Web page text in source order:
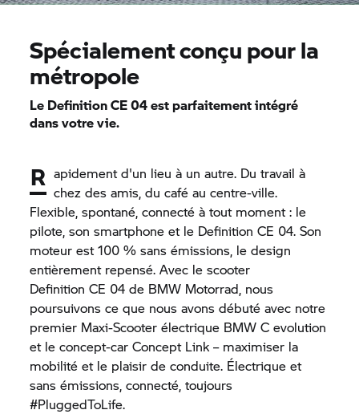
Spécialement conçu pour la
métropole
Le Definition CE 04est parfaitement intégré
dans votre vie.
R apidement d'un lieu à un autre. Du travail à
chez des amis, du café au centre-ville.
Flexible, spontané, connecté à tout moment : le
pilote, son smartphone et le Definition CE 04. Son
moteur est 100 % sans émissions, le design
entièrement repensé. Avec le scooter
Definition CE 04 de BMW Motorrad, nous
poursuivons ce que nous avons débuté avec notre
premier Maxi-Scooter électrique BMW C evolution
et le concept-car Concept Link – maximiser la
mobilité et le plaisir de conduite. Électrique et
sans émissions, connecté, toujours
#PluggedToLife.